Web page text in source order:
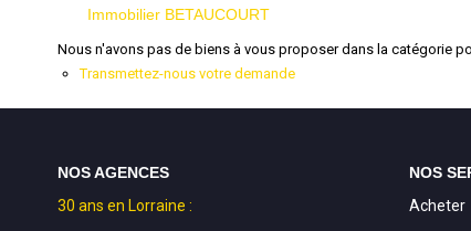
Immobilier BETAUCOURT
Nous n'avons pas de biens à vous proposer dans la catégorie
Transmettez-nous votre demande
NOS AGENCES
30 ans en Lorraine :
NOS
Acheter